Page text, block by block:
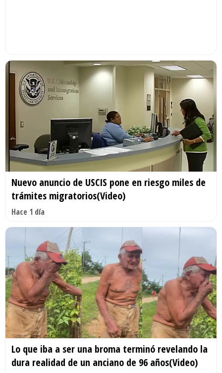
Nuevo anuncio de USCIS pone en riesgo miles de
trámites migratorios(Video)
Hace 1 día
Lo que iba a ser una broma terminó revelando la
dura realidad de un anciano de 96 años(Video)